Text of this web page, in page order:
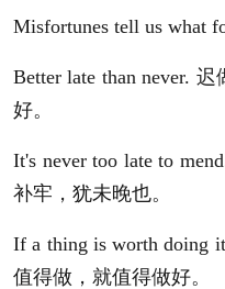
Misfortunes tell us what
Better late than never.
好。
It's never too late to
补牢，犹未晚也。
If a thing is worth doing
值得做，就值得做好。